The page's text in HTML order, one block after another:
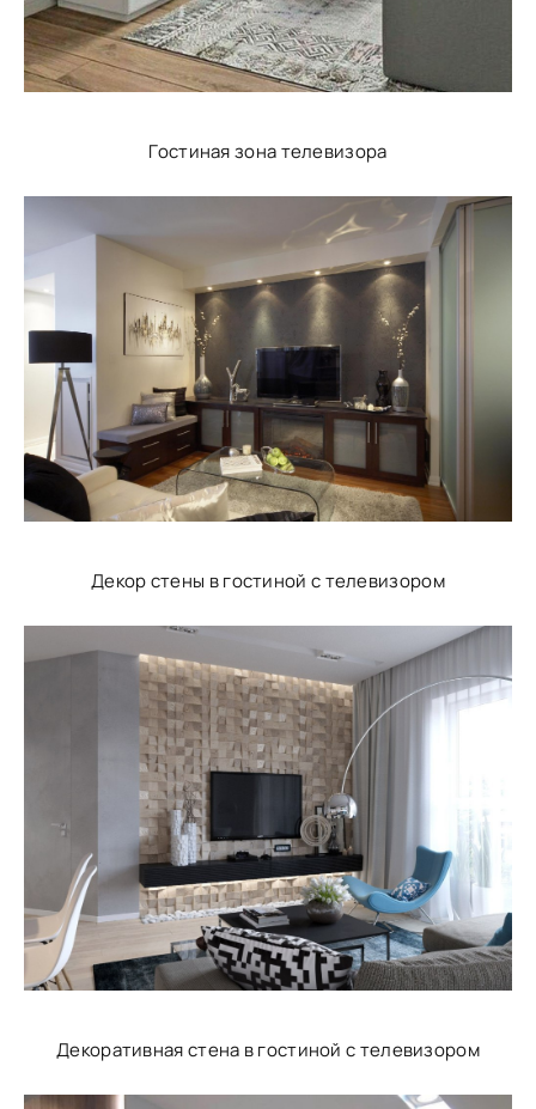
Гостиная зона телевизора
Декор стены в гостиной с телевизором
Декоративная стена в гостиной с телевизором